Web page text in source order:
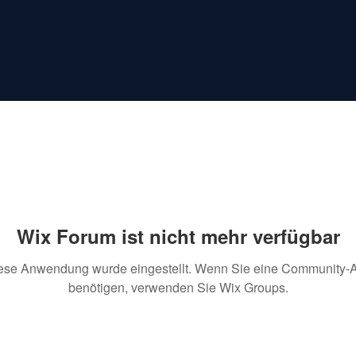
Wix Forum ist nicht mehr verfügbar
Anwendung wurde eingestellt. Wenn Sie eine Community-
benötigen, verwenden Sie Wix Groups.